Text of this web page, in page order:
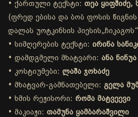
• ქართული ტექსტი: თეა ყიფშიძე,
(ფრედ ებისა და ბობ ფოსის
დალას უოტკინსის
• სიმღერების ტექსტი: ირინა
• დამდგმელი მხატვარი: ანა ნინუა
• კოსტიუმები: ლაშა ჯოხაძე
• მხატვარ-გამნათებელი: გელა
• ხმის რეჟისორი: რომა მატვეევი
• მაკიაჟი: თამუნა ყამბარაშვილი